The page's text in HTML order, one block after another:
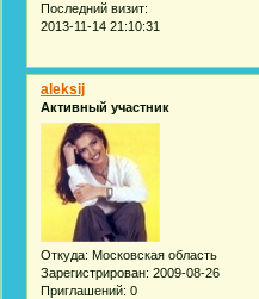
Последний визит:
2013-11-14 21:10:31
aleksij
Активный участник
Откуда: Московская область
Зарегистрирован: 2009-08-26
Приглашений: 0